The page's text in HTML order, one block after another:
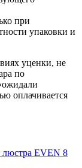
при
упаковки и
уценки, не
по
оплачивается
люстра EVEN 8